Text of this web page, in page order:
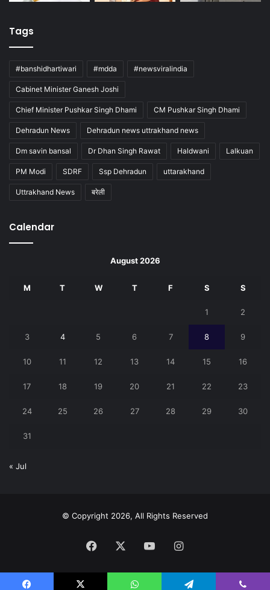
Tags
#banshidhartiwari #mdda #newsviralindia
Cabinet Minister Ganesh Joshi
Chief Minister Pushkar Singh Dhami CM Pushkar Singh Dhami
Dehradun News Dehradun news uttrakhand news
Dm savin bansal Dr Dhan Singh Rawat Haldwani Lalkuan
PM Modi SDRF Ssp Dehradun uttarakhand
Uttrakhand News बरेली
Calendar
August 2026
M T W T F S S
1 2
3 4 5 6 7 8 9
10 11 12 13 14 15 16
17 18 19 20 21 22 23
24 25 26 27 28 29 30
31
« Jul
© Copyright 2026, All Rights Reserved
Facebook YouTubeInstagram